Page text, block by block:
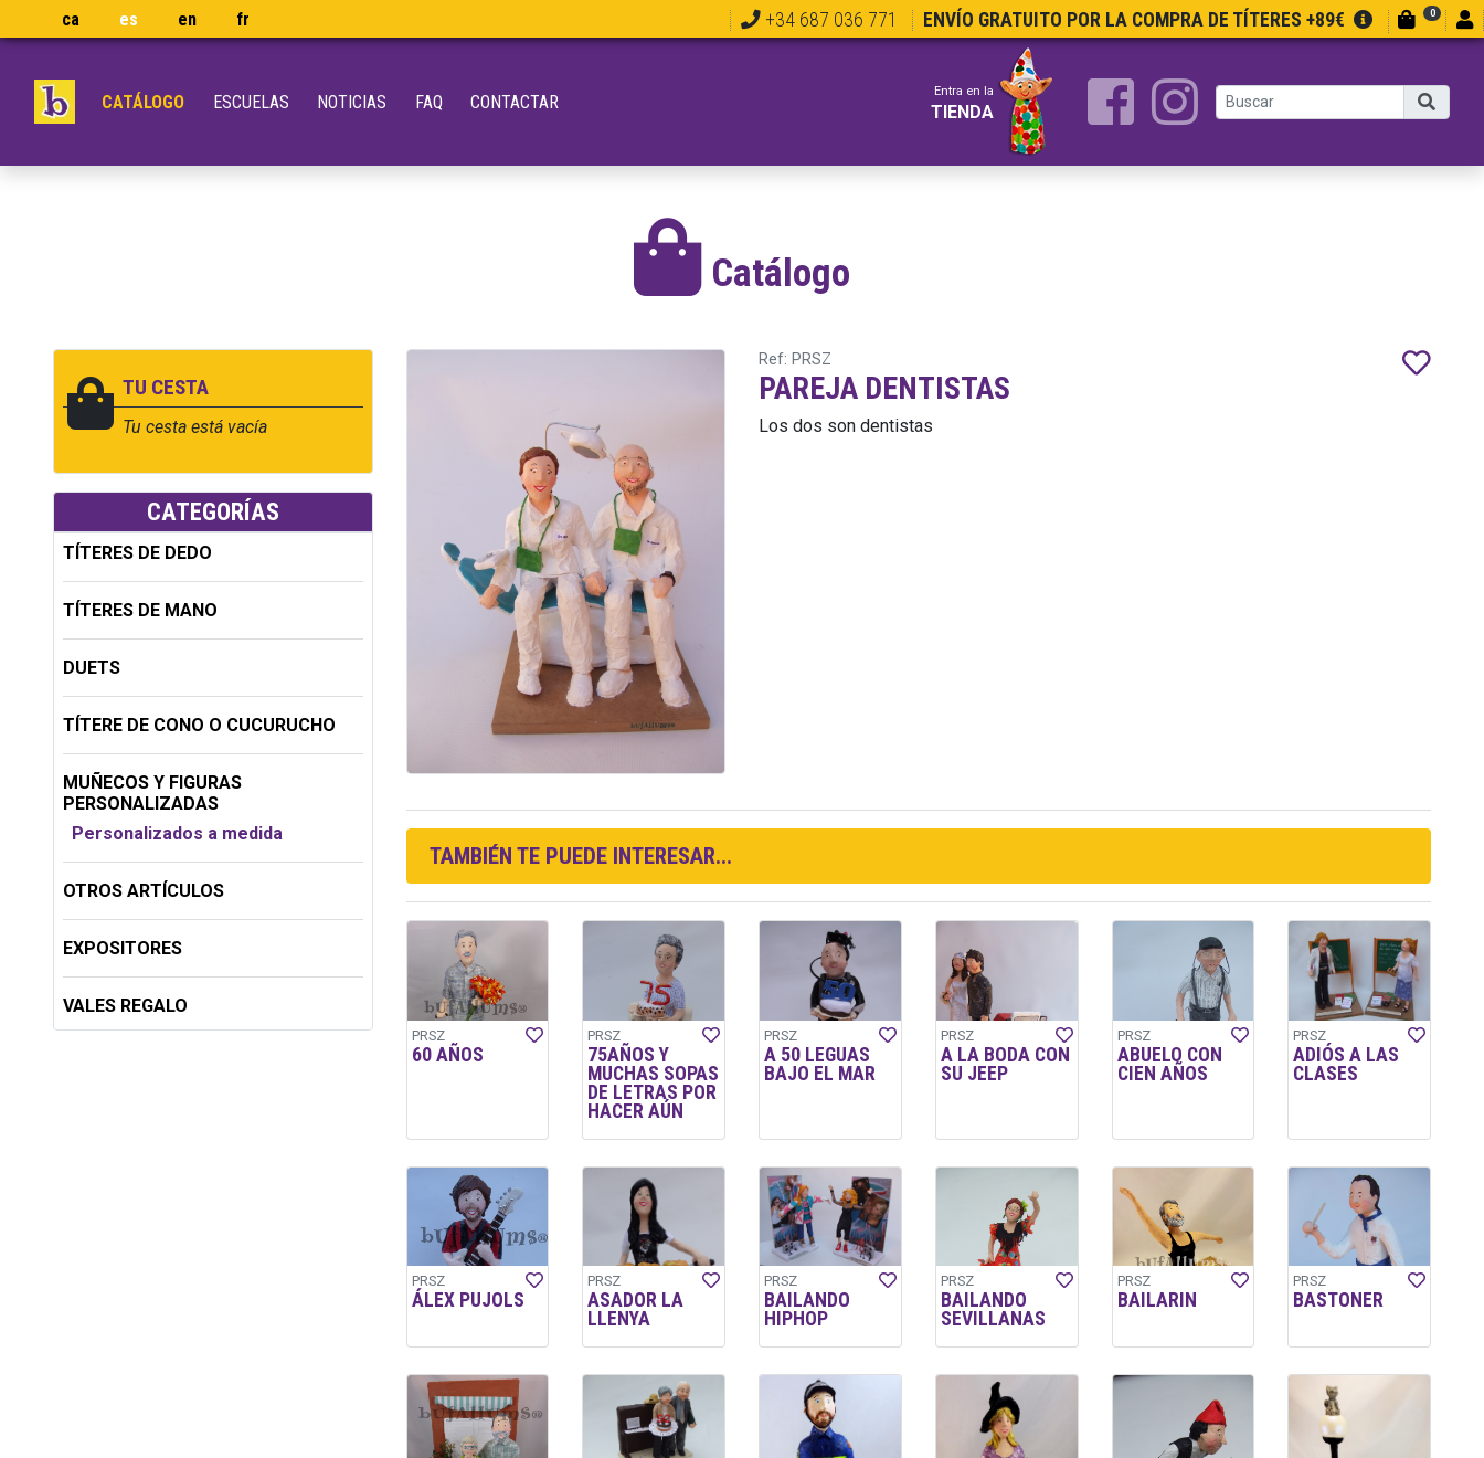
ca es en fr +34 687 036 771 ENVÍO GRATUITO POR LA COMPRA DE TÍTERES +89€ 0
CATÁLOGO ESCUELAS NOTICIAS FAQ CONTACTAR Entra en la
TIENDA
Catálogo
TU CESTA
Tu cesta está vacía
CATEGORÍAS
TÍTERES DE DEDO
TÍTERES DE MANO
DUETS
TÍTERE DE CONO O CUCURUCHO
MUÑECOS Y FIGURAS
PERSONALIZADAS
Personalizados a medida
OTROS ARTÍCULOS
EXPOSITORES
VALES REGALO
Ref: PRSZ
PAREJA DENTISTAS
Los dos son dentistas
TAMBIÉN TE PUEDE INTERESAR...
PRSZ
60 AÑOS
PRSZ
75AÑOS Y
MUCHAS SOPAS
DE LETRAS POR
HACER AÚN
PRSZ
A 50 LEGUAS
BAJO EL MAR
PRSZ
A LA BODA CON
SU JEEP
PRSZ
ABUELO CON
CIEN AÑOS
PRSZ
ADIÓS A LAS
CLASES
PRSZ
ÁLEX PUJOLS
PRSZ
ASADOR LA
LLENYA
PRSZ
BAILANDO
HIPHOP
PRSZ
BAILANDO
SEVILLANAS
PRSZ
BAILARIN
PRSZ
BASTONER